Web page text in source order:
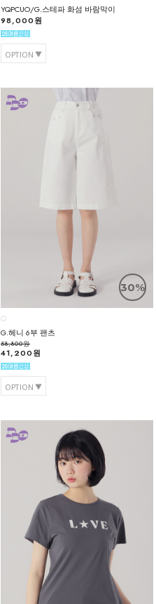
YQPCUO/G.스테파 화섬 바람막이
98,000원
OPTION
30%
G.헤니 6부 팬츠
58,800원
41,200원
OPTION